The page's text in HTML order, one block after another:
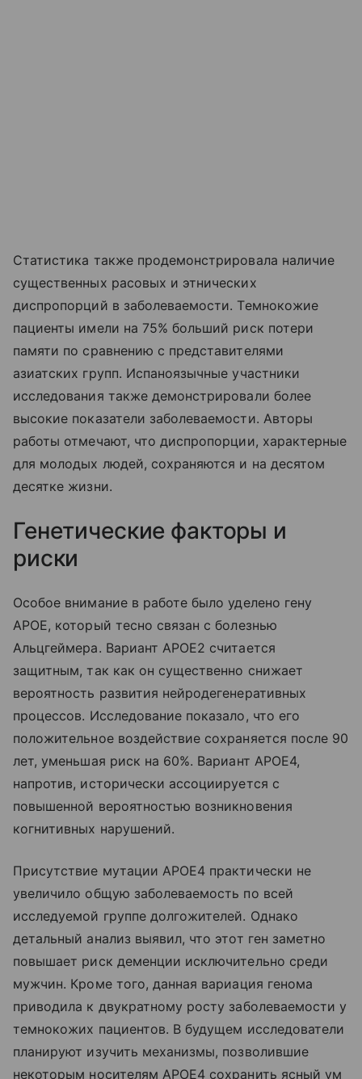
Статистика также продемонстрировала наличие
существенных расовых и этнических
диспропорций в заболеваемости. Темнокожие
пациенты имели на 75% больший риск потери
памяти по сравнению с представителями
азиатских групп. Испаноязычные участники
исследования также демонстрировали более
высокие показатели заболеваемости. Авторы
работы отмечают, что диспропорции, характерные
для молодых людей, сохраняются и на десятом
десятке жизни.
Генетические факторы и
риски
Особое внимание в работе было уделено гену
APOE, который тесно связан с болезнью
Альцгеймера. Вариант APOE2 считается
защитным, так как он существенно снижает
вероятность развития нейродегенеративных
процессов. Исследование показало, что его
положительное воздействие сохраняется после 90
лет, уменьшая риск на 60%. Вариант APOE4,
напротив, исторически ассоциируется с
повышенной вероятностью возникновения
когнитивных нарушений.
Присутствие мутации APOE4 практически не
увеличило общую заболеваемость по всей
исследуемой группе долгожителей. Однако
детальный анализ выявил, что этот ген заметно
повышает риск деменции исключительно среди
мужчин. Кроме того, данная вариация генома
приводила к двукратному росту заболеваемости у
темнокожих пациентов. В будущем исследователи
планируют изучить механизмы, позволившие
некоторым носителям APOE4 сохранить ясный ум